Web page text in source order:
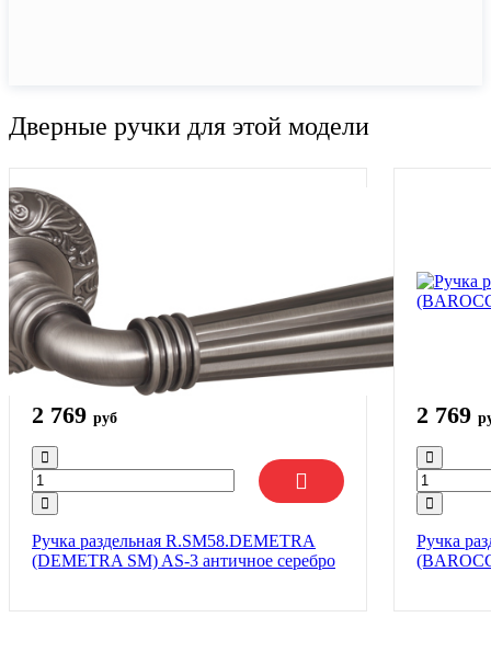
Дверные ручки для этой модели
2 769 руб
Ручка раздельная R.SM58.DEMETRA
(DEMETRA SM) AS-3 античное серебро
2 769
Ручка